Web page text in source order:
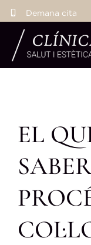
Skip
content
Demana cita
EL